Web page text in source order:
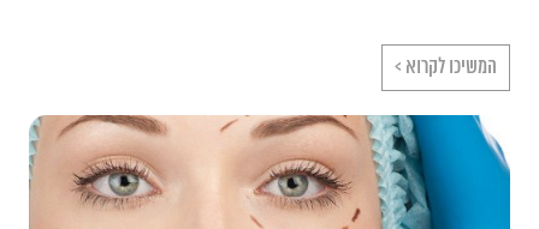
המשיכו לקרוא >